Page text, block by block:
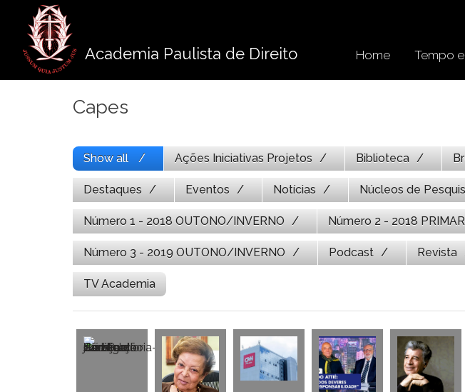
conteúdo
Academia Paulista de Direito Home Tempo
Capes
Show all Ações Iniciativas Projetos Biblioteca
Destaques Eventos Notícias Núcleos de
Número 1 - 2018 OUTONO/INVERNO Número 2 - 2018
Número 3 - 2019 OUTONO/INVERNO Podcast Revista
TV Academia